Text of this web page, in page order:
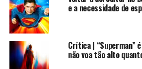
UP NEXT
Eu Também Vou Reclamar!
DON'T MISS
Multiversos Especial – TOP 5 Dia
e a necessidade de
Crítica | “Superman”
não voa tão alto